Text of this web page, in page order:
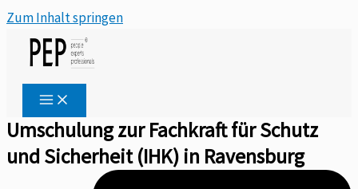
Zum Inhalt springen
Umschulung zur Fachkraft für Schutz
und Sicherheit (IHK) in Ravensburg